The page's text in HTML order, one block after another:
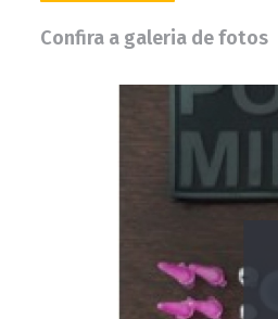
Confira a galeria de fotos